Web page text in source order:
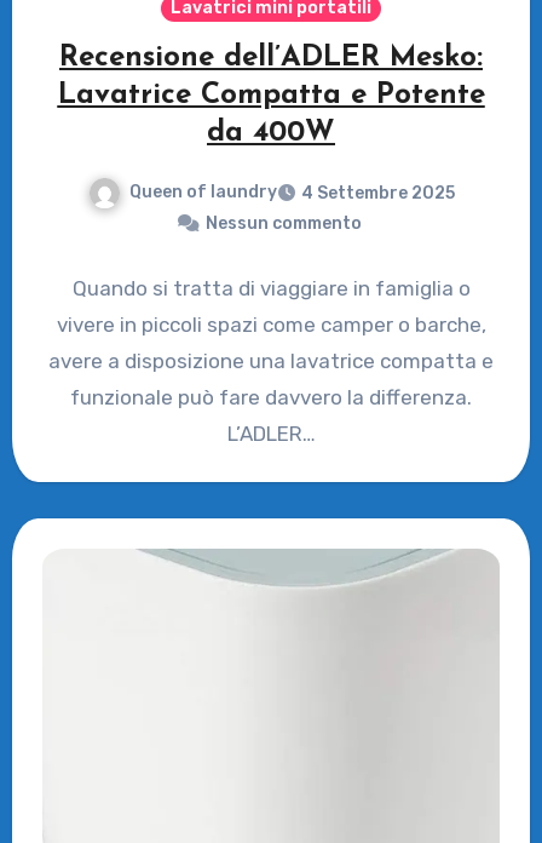
Lavatrici mini portatili
Recensione dell’ADLER Mesko:
Lavatrice Compatta e Potente
da 400W
Queen of laundry
4 Settembre 2025
Nessun commento
Quando si tratta di viaggiare in famiglia o
vivere in piccoli spazi come camper o barche,
avere a disposizione una lavatrice compatta e
funzionale può fare davvero la differenza.
L’ADLER…